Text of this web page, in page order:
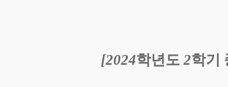
[2024학년도2학기